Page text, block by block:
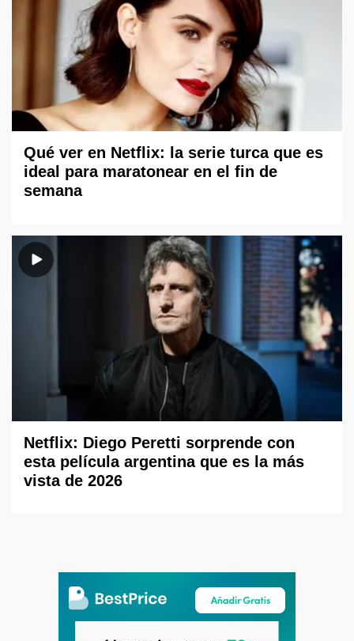
Qué ver en Netflix: la serie turca que es
ideal para maratonear en el fin de
semana
Netflix: Diego Peretti sorprende con
esta película argentina que es la más
vista de 2026